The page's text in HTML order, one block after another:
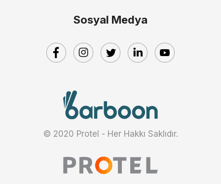
Sosyal Medya
© 2020 Protel - Her Hakkı Saklıdır.